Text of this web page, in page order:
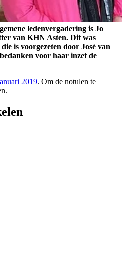
ledenvergadering is Jo
van KHN Asten. Dit was
is voorgezeten door José van
voor haar inzet de
2019. Om de notulen te